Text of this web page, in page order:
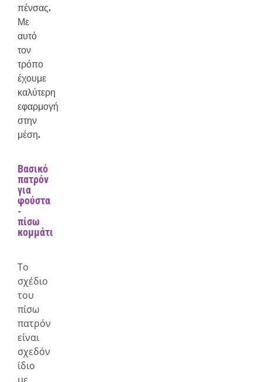
πένσας.
Με
αυτό
τον
τρόπο
έχουμε
καλύτερη
εφαρμογή
στην
μέση.
Βασικό
πατρόν
για
φούστα
-
πίσω
κομμάτι
Το
σχέδιο
του
πίσω
πατρόν
είναι
σχεδόν
ίδιο